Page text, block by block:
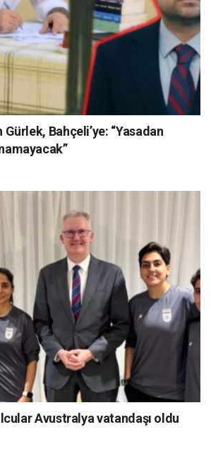
Gürlek, Bahçeli’ye: “Yasadan
Avustralya vatandaşı oldu